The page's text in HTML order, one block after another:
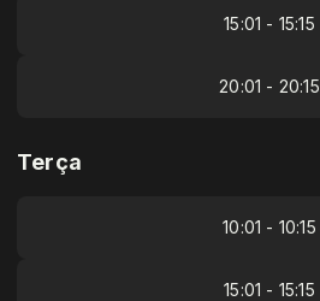
15:01 - 15:15
20:01 - 20:15
Terça
10:01 - 10:15
15:01 - 15:15